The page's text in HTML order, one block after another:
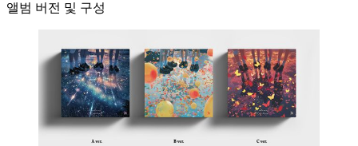
앨범 버전 및 구성